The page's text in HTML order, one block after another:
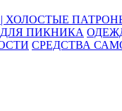
ХОЛОСТЫЕ
ПИКНИКА
СРЕДСТВА